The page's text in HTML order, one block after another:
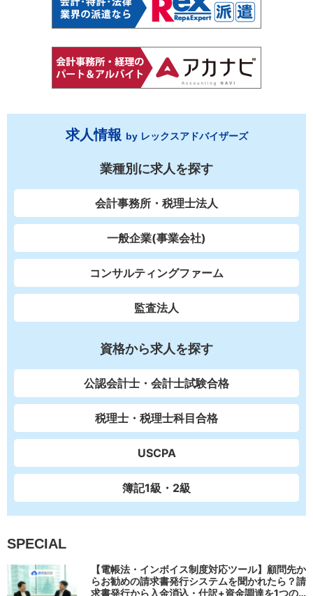
求人情報 by レックスアドバイザーズ
業種別に求人を探す
会計事務所・税理士法人
一般企業(事業会社)
コンサルティングファーム
監査法人
資格から求人を探す
公認会計士・会計士試験合格
税理士・税理士科目合格
USCPA
簿記1級・2級
SPECIAL
【電帳法・インボイス制度対応ツール】顧問先か
らお勧めの請求書発行システムを聞かれたら？請
求書発行から入金消込・仕訳+資金調達を1つの